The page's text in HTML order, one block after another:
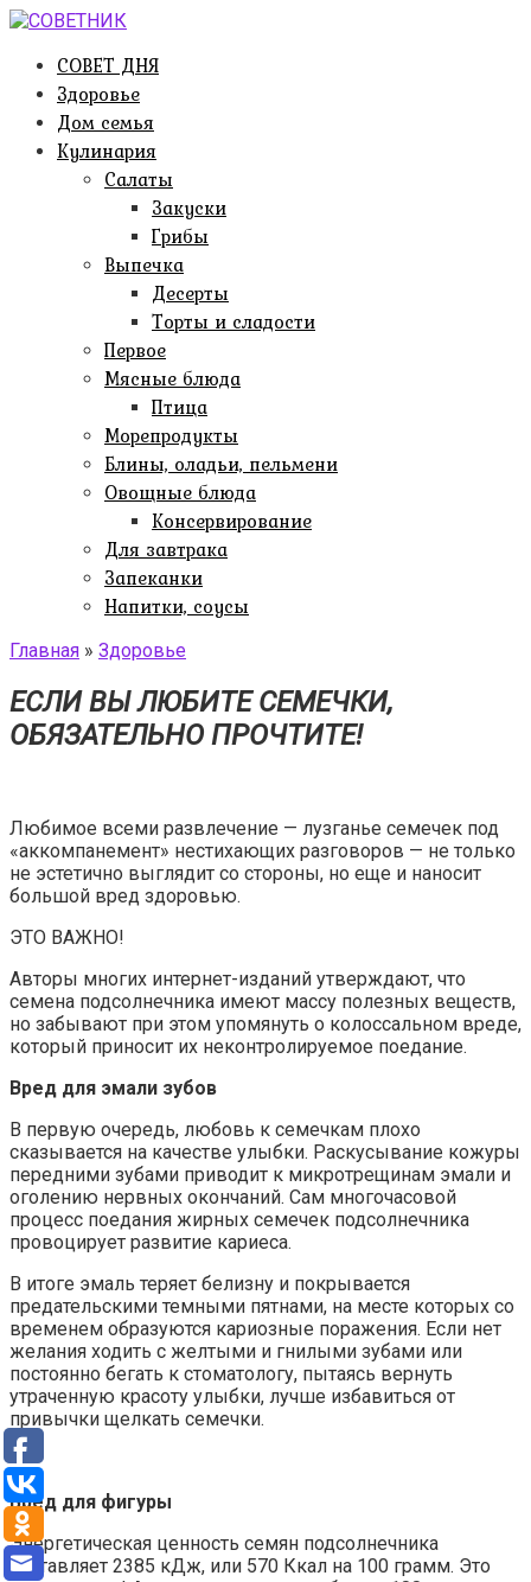
Перейти
контентуСОВЕТ ДНЯ
Здоровье
Дом семья
Кулинария
Салаты
Закуски
Грибы
Выпечка
Десерты
Торты и сладости
Первое
Мясные блюда
Птица
Морепродукты
Блины, оладьи, пельмени
Овощные блюда
Консервирование
Для завтрака
Запеканки
Напитки, соусы
Главная » Здоровье
ЕСЛИ ВЫ ЛЮБИТЕ СЕМЕЧКИ,
ОБЯЗАТЕЛЬНО ПРОЧТИТЕ!
Любимое всеми развлечение — лузганье семечек под
«аккомпанемент» нестихающих разговоров — не только
не эстетично выглядит со стороны, но еще и наносит
большой вред здоровью.
ЭТО ВАЖНО!
Авторы многих интернет-изданий утверждают, что
семена подсолнечника имеют массу полезных веществ,
но забывают при этом упомянуть о колоссальном вреде,
который приносит их неконтролируемое поедание.
Вред для эмали зубов
В первую очередь, любовь к семечкам плохо
сказывается на качестве улыбки. Раскусывание кожуры
передними зубами приводит к микротрещинам эмали и
оголению нервных окончаний. Сам многочасовой
процесс поедания жирных семечек подсолнечника
провоцирует развитие кариеса.
В итоге эмаль теряет белизну и покрывается
предательскими темными пятнами, на месте которых со
временем образуются кариозные поражения. Если нет
желания ходить с желтыми и гнилыми зубами или
постоянно бегать к стоматологу, пытаясь вернуть
утраченную красоту улыбки, лучше избавиться от
привычки щелкать семечки.
Вред для фигуры
Энергетическая ценность семян подсолнечника
составляет 2385 кДж, или 570 Ккал на 100 грамм. Это